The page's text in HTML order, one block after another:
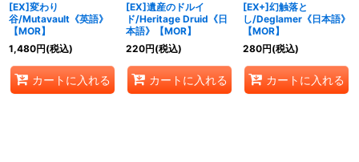
[EX]変わり
谷/Mutavault《英語》
【MOR】
1,480円(税込)
カートに入れる
[EX]遺産のドルイ
ド/Heritage Druid《日
本語》【MOR】
220円(税込)
カートに入れる
[EX+]幻触落と
し/Deglamer《日本語》
【MOR】
280円(税込)
カートに入れる